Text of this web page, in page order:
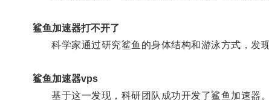
鲨鱼加速器打不开了
科学家通过研究鲨鱼的身体结构和游泳方式，发现
鲨鱼加速器vps
基于这一发现，科研团队成功开发了鲨鱼加速器。